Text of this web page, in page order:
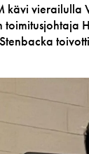
kävi vierailulla
toimitusjohtaja